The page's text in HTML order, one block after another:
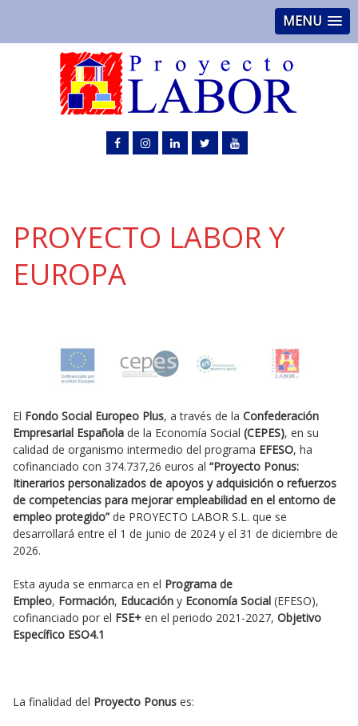
MENU
PROYECTO LABOR Y
EUROPA
El Fondo Social Europeo Plus, a través de la Confederación
Empresarial Españolade la Economía Social (CEPES), en su
calidad de organismo intermedio del programa EFESO, ha
cofinanciado con 374.737,26 euros al “Proyecto Ponus:
Itinerarios personalizados de apoyos y adquisición o refuerzos
de competencias para mejorar empleabilidad en el entorno de
empleo protegido”de PROYECTO LABOR S.L. que se
desarrollará entre el 1 de junio de 2024 y el 31 de diciembre de
2026.
Esta ayuda se enmarca en el Programa de
Empleo, Formación, Educacióny Economía Social(EFESO),
cofinanciado por el FSE+en el periodo 2021-2027, Objetivo
Específico ESO4.1
La finalidad del Proyecto Ponuses: